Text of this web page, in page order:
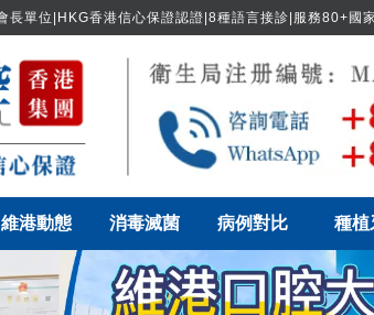
長單位|HKG香港信心保證認證|8種語言接診|服務80+國
維港動態 消毒滅菌 病例對比 種植